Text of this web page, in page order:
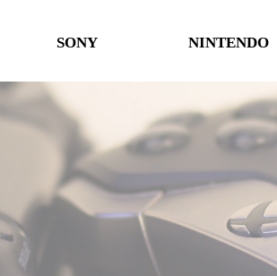
SONY
타이틀
악세사리
NINTENDO
타이틀
악세사리